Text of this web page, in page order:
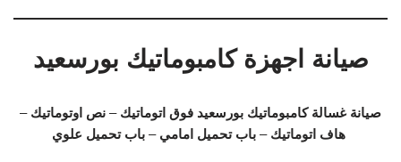
صيانة اجهزة كامبوماتيك بورسعيد
صيانة غسالة كامبوماتيك بورسعيد فوق اتوماتيك – نص اوتوماتيك –
هاف اتوماتيك – باب تحميل امامي – باب تحميل علوي